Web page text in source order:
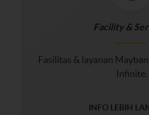
Facility &
Fasilitas & layanan
Infinite.
INFO LEBIH